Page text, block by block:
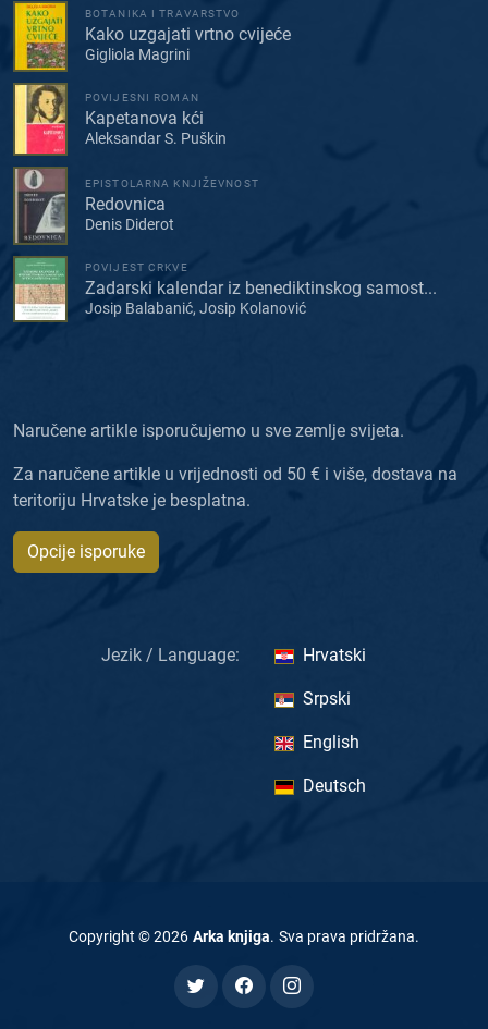
BOTANIKA I TRAVARSTVO
Kako uzgajati vrtno cvijeće
Gigliola Magrini
POVIJESNI ROMAN
Kapetanova kći
Aleksandar S. Puškin
EPISTOLARNA KNJIŽEVNOST
Redovnica
Denis Diderot
POVIJEST CRKVE
Zadarski kalendar iz benediktinskog samost...
Josip Balabanić, Josip Kolanović
Naručene artikle isporučujemo u sve zemlje svijeta.
Za naručene artikle u vrijednosti od 50 € i više, dostava na
teritoriju Hrvatske je besplatna.
Opcije isporuke
Jezik / Language: Hrvatski
Srpski
English
Deutsch
Copyright ©2026 Arka knjiga. Sva prava pridržana.